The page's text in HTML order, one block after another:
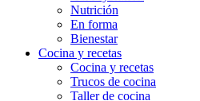
Nutrición
En forma
Bienestar
Cocina y recetas
Cocina y recetas
Trucos de cocina
Taller de cocina